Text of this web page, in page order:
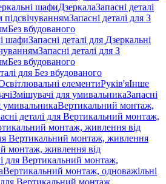
шафиДзеркалаЗапасні деталі
Запасні деталі для З
Без вбудованого
шафиЗапасні деталі для Дзеркальні
Запасні деталі для З
Без вбудованого
для Без вбудованого
елементиРуків'яІнше
Змішувачі для умивальникаЗапасні
умивальникаВертикальний монтаж,
деталі для Вертикальний монтаж,
монтаж, живлення від
Вертикальний монтаж, живлення
монтаж, живлення від
для Вертикальний монтаж,
Вертикальний монтаж, одноважільні
для Вертикальний монтаж,